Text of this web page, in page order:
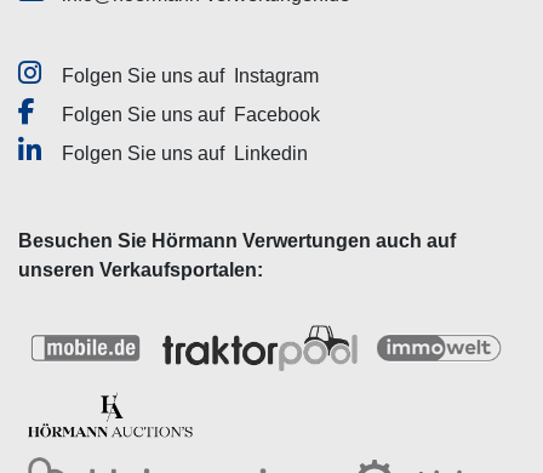
Folgen Sie uns auf
Instagram
Folgen Sie uns auf Facebook
Folgen Sie uns auf
Linkedin
Besuchen Sie Hörmann Verwertungen auch auf
unseren Verkaufsportalen: